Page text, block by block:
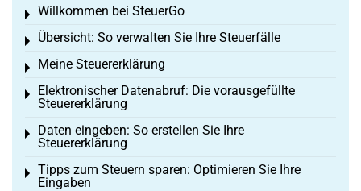
Willkommen bei SteuerGo
Toggle menu
Übersicht: So verwalten Sie Ihre Steuerfälle
Toggle menu
Meine Steuererklärung
Toggle menu
Elektronischer Datenabruf: Die vorausgefüllte
Steuererklärung
Toggle menu
Daten eingeben: So erstellen Sie Ihre
Steuererklärung
Toggle menu
Tipps zum Steuern sparen: Optimieren Sie Ihre
Eingaben
Toggle menu